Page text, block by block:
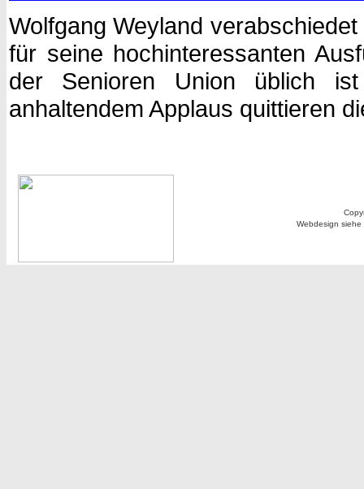
Wolfgang Weyland
für seine hochinteressanten
der Senioren Union üblich
anhaltendem Applaus quittieren
Webdesign siehe